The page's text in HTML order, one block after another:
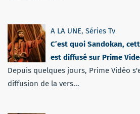
A LA UNE, Séries Tv
C’est quoi Sandokan,
est diffusé sur Prime
Depuis quelques jours, Prime Vidéo
diffusion de la vers...